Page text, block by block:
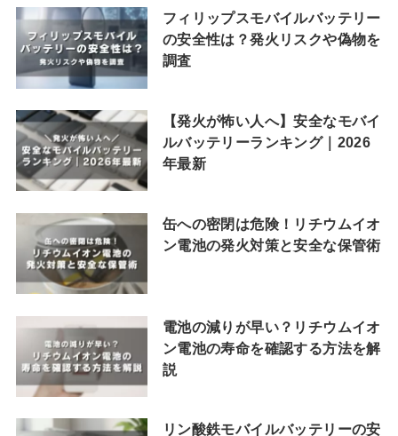
フィリップスモバイルバッテリー
の安全性は？発火リスクや偽物を
調査
【発火が怖い人へ】安全なモバイ
ルバッテリーランキング｜2026
年最新
缶への密閉は危険！リチウムイオ
ン電池の発火対策と安全な保管術
電池の減りが早い？リチウムイオ
ン電池の寿命を確認する方法を解
説
リン酸鉄モバイルバッテリーの安